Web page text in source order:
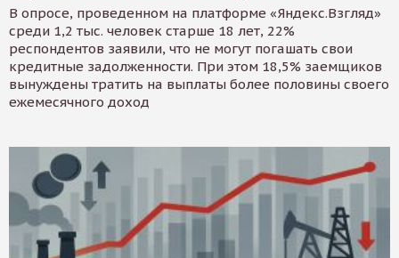
В опросе, проведенном на платформе «Яндекс.Взгляд»
среди 1,2 тыс. человек старше 18 лет, 22%
респондентов заявили, что не могут погашать свои
кредитные задолженности. При этом 18,5% заемщиков
вынуждены тратить на выплаты более половины своего
ежемесячного доход